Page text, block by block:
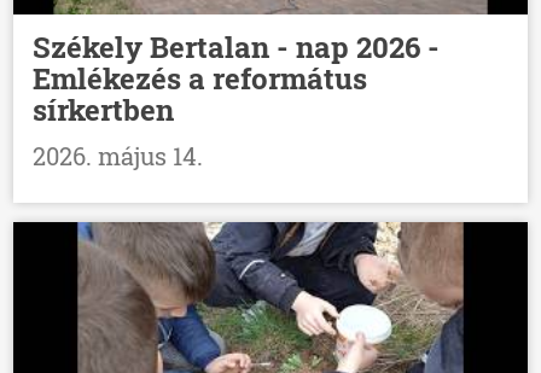
Székely Bertalan - nap 2026 -
Emlékezés a református
sírkertben
2026. május 14.